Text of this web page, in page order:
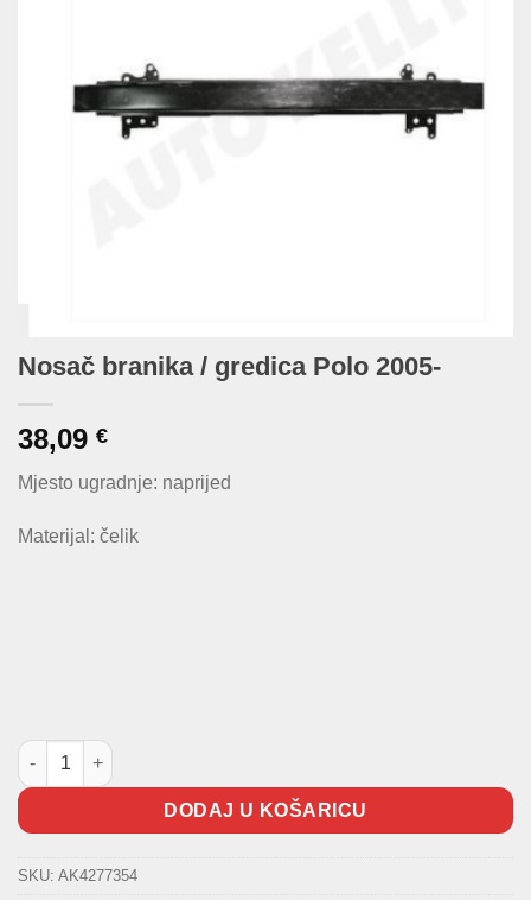
Nosač branika / gredica Polo 2005-
38,09 €
Mjesto ugradnje: naprijed
Materijal: čelik
Nosač branika / gredica Polo 2005- količina
DODAJ U KOŠARICU
SKU: AK4277354